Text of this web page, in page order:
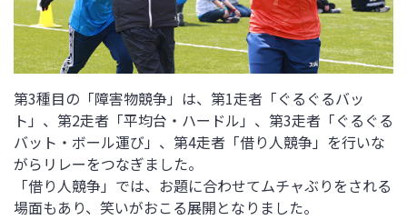
第3種目の「障害物競争」は、第1走者「ぐるぐるバッ
ト」、第2走者「平均台・ハードル」、第3走者「ぐるぐる
バット・ボール運び」、第4走者「借り人競争」を行いな
がらリレーをつなぎました。
「借り人競争」では、お題に合わせてムチャぶりをされる
場面もあり、笑いがおこる展開となりました。